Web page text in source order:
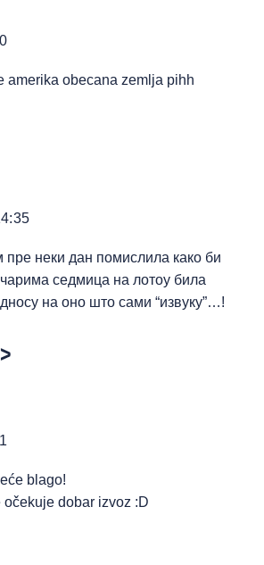
amerika obecana zemlja pihh
неки дан помислила како би
седмица на лотоу била
на оно што сами “извуку”…!
blago!
očekuje dobar izvoz :D